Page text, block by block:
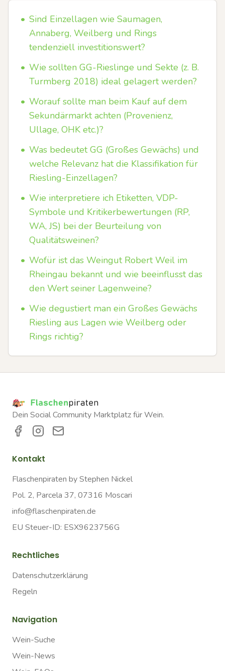
• Sind Einzellagen wie Saumagen,
Annaberg, Weilberg und Rings
tendenziell investitionswert?
• Wie sollten GG-Rieslinge und Sekte (z. B.
Turmberg 2018) ideal gelagert werden?
• Worauf sollte man beim Kauf auf dem
Sekundärmarkt achten (Provenienz,
Ullage, OHK etc.)?
• Was bedeutet GG (Großes Gewächs) und
welche Relevanz hat die Klassifikation für
Riesling-Einzellagen?
• Wie interpretiere ich Etiketten, VDP-
Symbole und Kritikerbewertungen (RP,
WA, JS) bei der Beurteilung von
Qualitätsweinen?
• Wofür ist das Weingut Robert Weil im
Rheingau bekannt und wie beeinflusst das
den Wert seiner Lagenweine?
• Wie degustiert man ein Großes Gewächs
Riesling aus Lagen wie Weilberg oder
Rings richtig?
Dein Social Community Marktplatz für Wein.
Kontakt
Flaschenpiraten by Stephen Nickel
Pol. 2, Parcela 37, 07316 Moscari
info@flaschenpiraten.de
EU Steuer-ID: ESX9623756G
Rechtliches
Datenschutzerklärung
Regeln
Navigation
Wein-Suche
Wein-News